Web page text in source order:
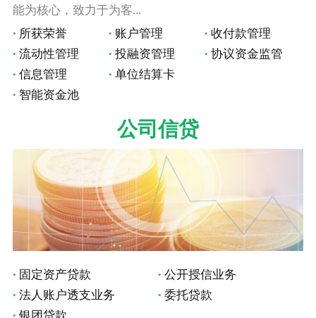
能为核心，致力于为客...
所获荣誉
账户管理
收付款管理
流动性管理
投融资管理
协议资金监管
信息管理
单位结算卡
智能资金池
公司信贷
固定资产贷款
公开授信业务
法人账户透支业务
委托贷款